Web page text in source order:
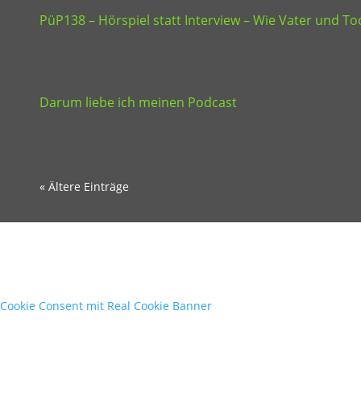
PüP138 – Hörspiel statt Interview – Wie Vater und
Darum liebe ich meinen Podcast
« Ältere Einträge
Cookie Consent mit Real Cookie Banner